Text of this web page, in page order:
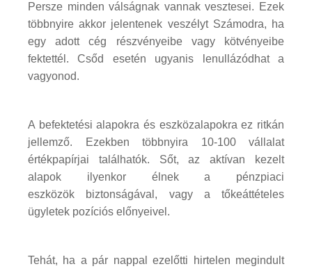
Persze minden válságnak vannak vesztesei. Ezek
többnyire akkor jelentenek veszélyt Számodra, ha
egy adott cég részvényeibe vagy kötvényeibe
fektettél. Csőd esetén ugyanis lenullázódhat a
vagyonod.
A befektetési alapokra és eszközalapokra ez ritkán
jellemző. Ezekben többnyira 10-100 vállalat
értékpapírjai találhatók. Sőt, az aktívan kezelt
alapok ilyenkor élnek a pénzpiaci
eszközök biztonságával, vagy a tőkeáttételes
ügyletek pozíciós előnyeivel.
Tehát, ha a pár nappal ezelőtti hirtelen megindult